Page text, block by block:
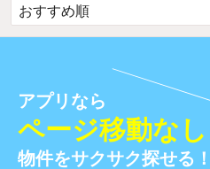
アプリなら
ページ移動なし
物件をサクサク探せる！